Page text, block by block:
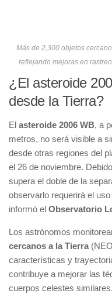
Más de 2,300 objetos
reflejando mejoras en
¿El asteroide
desde la Tierra?
El asteroide 2006 WB, a
metros, no será visible a
desde otras regiones del
el 26 de noviembre.
supera el doble de la
observarlo requerirá el
informó el Observatorio
Los astrónomos
cercanos a la Tierra
características y
contribuye a mejorar las
cuerpos celestes similares.